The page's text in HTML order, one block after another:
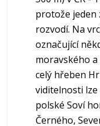
protože jeden
rozvodí. Na
označující
moravského
celý hřeben
viditelnosti
polské Soví
Černého,